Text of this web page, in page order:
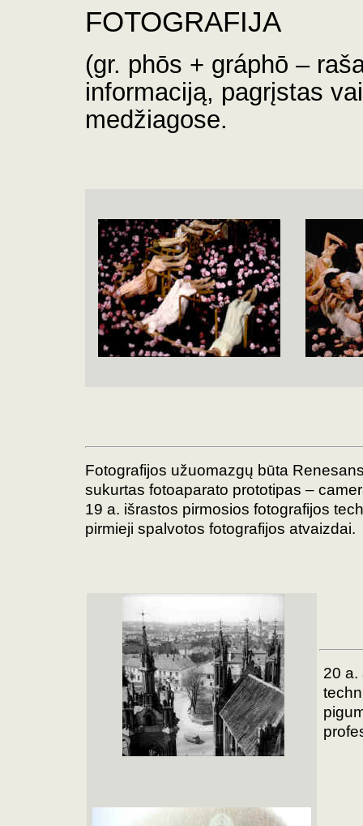
FOTOGRAFIJA
(gr. phōs + gráphō –
informaciją, pagrįstas
medžiagose.
Fotografijos užuomazgų būta
sukurtas fotoaparato prototipas –
19 a. išrastos pirmosios fotografijos
pirmieji spalvotos fotografijos atvaizdai.
20 a.